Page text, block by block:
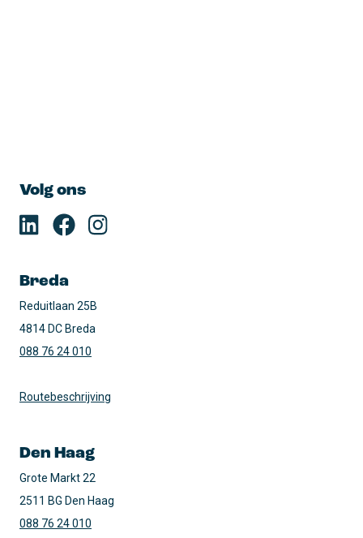
Breda
Reduitlaan 25B
4814 DC Breda
088 76 24 010
Routebeschrijving
Den Haag
Grote Markt 22
2511 BG Den Haag
088 76 24 010
Volg ons